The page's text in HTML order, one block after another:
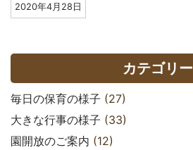
2020年4月28日
カテゴリー
毎日の保育の様子 (27)
大きな行事の様子 (33)
園開放のご案内 (12)